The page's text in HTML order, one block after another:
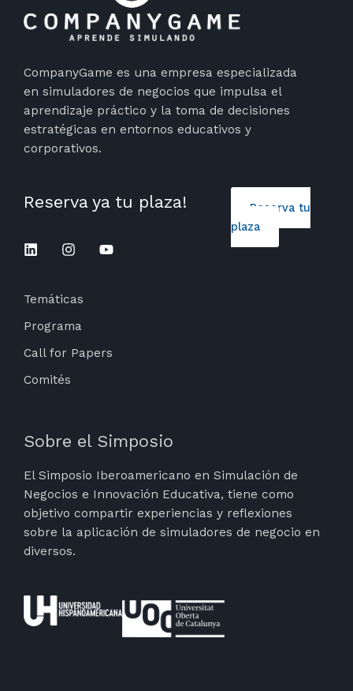
CompanyGame es una empresa especializada
en simuladores de negocios que impulsa el
aprendizaje práctico y la toma de decisiones
estratégicas en entornos educativos y
corporativos.
Reserva ya tu plaza!
Reserva tu
plaza
Temáticas
Programa
Call for Papers
Comités
Sobre el Simposio
El Simposio Iberoamericano en Simulación de
Negocios e Innovación Educativa, tiene como
objetivo compartir experiencias y reflexiones
sobre la aplicación de simuladores de negocio en
diversos.